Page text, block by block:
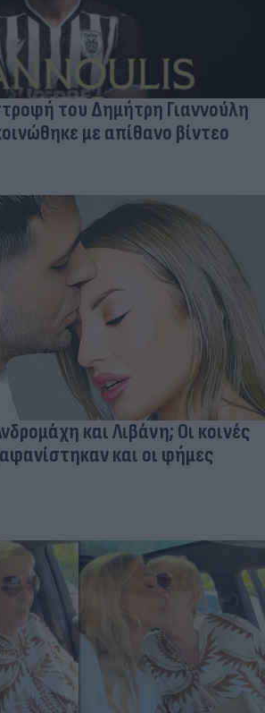
του Δημήτρη Γιαννούλη
με απίθανο βίντεο
και Λιβάνη; Οι κοινές
και οι φήμες